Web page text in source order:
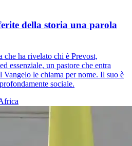
della storia una parola
ha rivelato chi è Prevost,
essenziale, un pastore che entra
le chiama per nome. Il suo è
sociale.